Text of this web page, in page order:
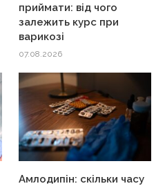
приймати: від чого
залежить курс при
варикозі
07.08.2026
Амлодипін: скільки часу